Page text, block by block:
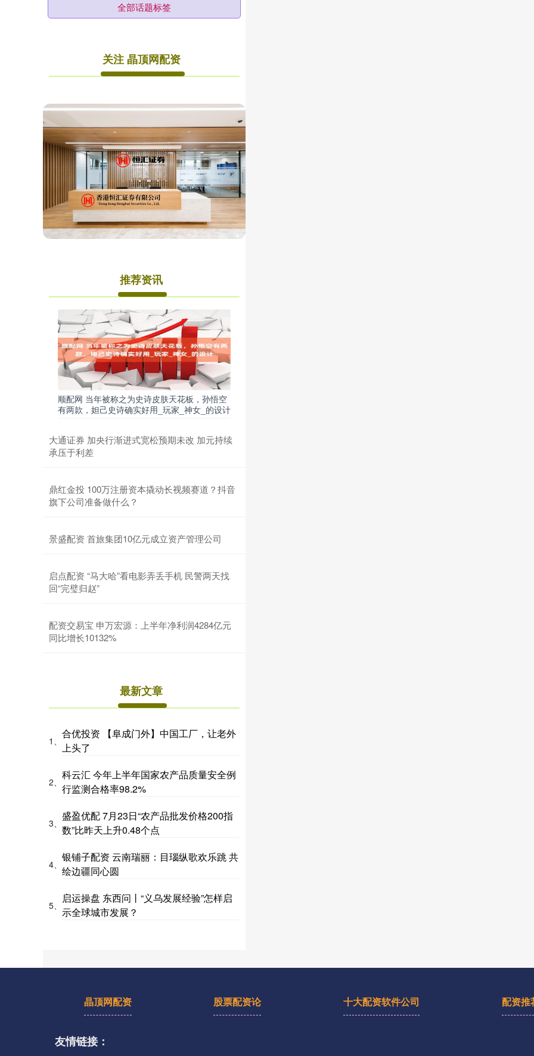
全部话题标签
关注 晶顶网配资
推荐资讯
顺配网 当年被称之为史诗皮肤天花板，孙悟空
有两款，妲己史诗确实好用_玩家_神女_的设计
大通证券 加央行渐进式宽松预期未改 加元持续
承压于利差
鼎红金投 100万注册资本撬动长视频赛道？抖音
旗下公司准备做什么？
景盛配资 首旅集团10亿元成立资产管理公司
启点配资 “马大哈”看电影弄丢手机 民警两天找
回“完璧归赵”
配资交易宝 申万宏源：上半年净利润4284亿元
同比增长10132%
最新文章
1、
合优投资 【阜成门外】中国工厂，让老外
上头了
2、
科云汇 今年上半年国家农产品质量安全例
行监测合格率98.2%
3、
盛盈优配 7月23日“农产品批发价格200指
数”比昨天上升0.48个点
4、
银铺子配资 云南瑞丽：目瑙纵歌欢乐跳 共
绘边疆同心圆
5、
启运操盘 东西问丨“义乌发展经验”怎样启
示全球城市发展？
晶顶网配资 股票配资论 十大配资软件公司 配资推
友情链接：